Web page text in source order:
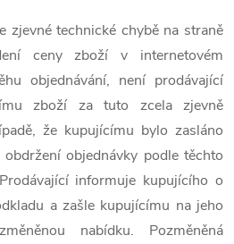
zjevné technické chybě na straně
ceny zboží v internetovém
objednávání, není prodávající
zboží za tuto zcela zjevně
že kupujícímu bylo zasláno
objednávky podle těchto
informuje kupujícího o
a zašle kupujícímu na jeho
nabídku. Pozměněná